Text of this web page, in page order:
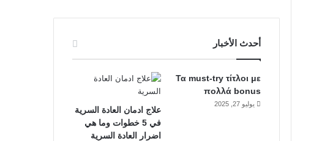
أحدث الأخبار
Τα must-try τίτλοι με
πολλά bonus
يوليو 27, 2025
علاج ادمان العادة السرية
في 5 خطوات وما هي
اضرار العادة السرية